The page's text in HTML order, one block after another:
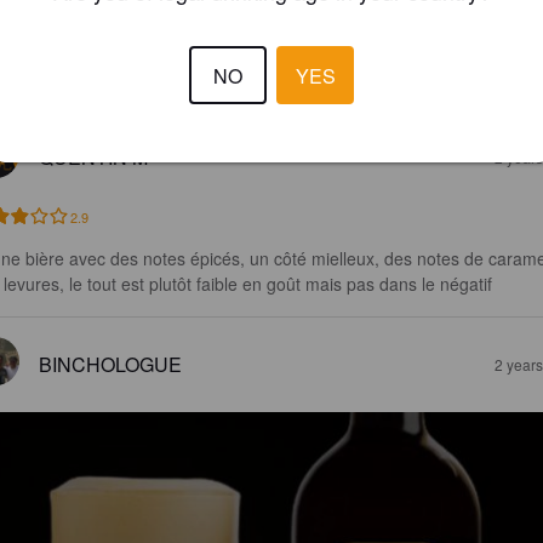
bière avec des notes de caramel, un bon côté épicé, une bonne
de sucre et une petite amertume
QUENTIN M 2
2.9
bière avec des notes épicés, un côté mielleux, des notes de
le tout est plutôt faible en goût mais pas dans le négatif
BINCHOLOGUE 2
NO YES